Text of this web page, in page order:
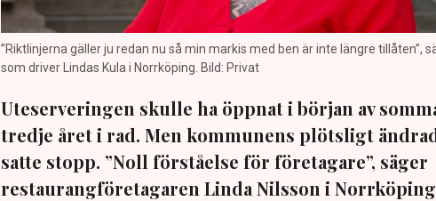
”Riktlinjerna gäller ju redan nu så min markis med ben är inte längre tillåten”,
som driver Lindas Kula i Norrköping. Bild: Privat
Uteserveringen skulle ha öppnat i början av
tredje året i rad. Men kommunens plötsligt
satte stopp. ”Noll förståelse för företagare”, säger
restaurangföretagaren Linda Nilsson i